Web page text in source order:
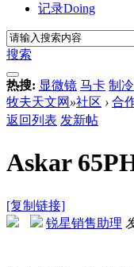
记录Doing
搜索
热搜: 显微镜 马卡 制冷
牧夫天文网 »社区 › 合
返回列表 发新帖
Askar
[复制链接]
锐星销售助理